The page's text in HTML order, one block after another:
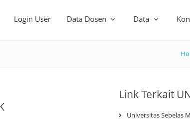
Login User Data Dosen Data
Link Terkait
Universitas Sebelas